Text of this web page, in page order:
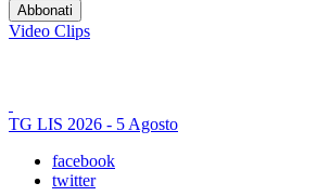
Video Clips
TG LIS 2026 - 5 Agosto
facebook
twitter